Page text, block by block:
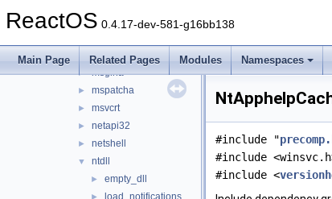
ReactOS 0.4.17-dev-581-g16bb138
Main Page Related Pages Modules Namespaces
► loadconfig
mountmgr
► msgina
► mspatcha
► msvcrt
► netapi32
► netshell
▼ ntdll
► empty_dll
load_notifications
#include "
#include
#include <